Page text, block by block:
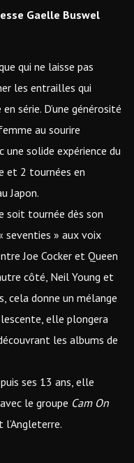
Gaelle Buswel
qui ne laisse pas
les entrailles qui
série. D’une générosité
au sourire
une solide expérience du
et 2 tournées en
Japon.
soit tournée dès son
seventies » aux voix
Joe Cocker et Queen
côté, Neil Young et
cela donne un mélange
elle plongera
les albums de
ses 13 ans, elle
le groupe Cam On